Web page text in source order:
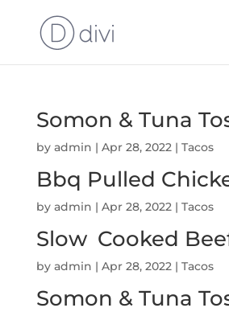
Somon & Tuna
by admin | Apr 28, 2022| Tacos
Bbq Pulled
by admin | Apr 28, 2022| Tacos
Slow Cooked
by admin | Apr 28, 2022| Tacos
Somon & Tuna